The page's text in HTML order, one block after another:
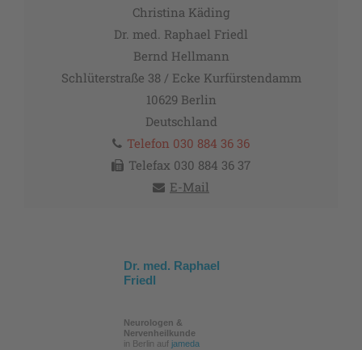
Christina Käding
Dr. med. Raphael Friedl
Bernd Hellmann
Schlüterstraße 38 / Ecke Kurfürstendamm
10629 Berlin
Deutschland
Telefon 030 884 36 36
Telefax 030 884 36 37
E-Mail
Dr. med. Raphael
Friedl
Neurologen &
Nervenheilkunde
in Berlin auf jameda